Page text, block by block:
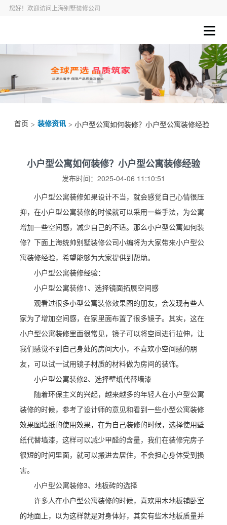
您好！欢迎访问上海别墅装修公司
首页 > 装修资讯 > 小户型公寓如何装修？小户型公寓装修经验
小户型公寓如何装修？小户型公寓装修经验
发布时间：2025-04-06 11:10:51
小户型公寓装修如果设计不当，就会感觉自己心情很压
抑，在小户型公寓装修的时候就可以采用一些手法，为公寓
增加一些空间感，减少自己的不适。那么小户型公寓如何装
修？下面上海统帅别墅装修公司小编将为大家带来小户型公
寓装修经验，希望能够为大家提供到帮助。
小户型公寓装修经验：
小户型公寓装修1、选择镜面拓展空间感
观看过很多小型公寓装修效果图的朋友，会发现有些人
家为了增加空间感，在家里面布置了很多镜子。其实，这在
小户型公寓装修里面很常见，镜子可以将空间进行拉伸，让
我们感觉不到自己身处的房间大小，不喜欢小空间感的朋
友，可以试一试用镜子材质的材料做为房间的装饰。
小户型公寓装修2、选择壁纸代替墙漆
随着环保主义的兴起，越来越多的年轻人在小户型公寓
装修的时候，参考了设计师的意见和看到一些小型公寓装修
效果图墙纸的使用效果，在为自己装修的时候，选择使用壁
纸代替墙漆，这样可以减少甲醛的含量，我们在装修完房子
很短的时间里面，就可以搬进去居住，不会担心身体受到损
害。
小户型公寓装修3、地板砖的选择
许多人在小户型公寓装修的时候，喜欢用木地板铺卧室
的地面上，以为这样就是对身体好，其实有些木地板质量并